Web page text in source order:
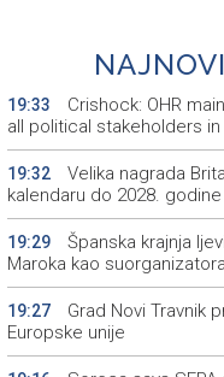
19:33
Crishock: OHR
all political stakeholders in
19:32
Velika nagrada
kalendaru do 2028. godine
19:29
Španska krajnja
Maroka kao
19:27
Grad Novi Travnik
Europske unije